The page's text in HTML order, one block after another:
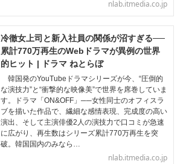
nlab.itmedia.co.jp
冷徹女上司と新入社員の関係が沼すぎる──
累計770万再生のWebドラマが異例の世界
的ヒット | ドラマ ねとらぼ
韓国発のYouTubeドラマシリーズが今、“圧倒的
な演技力”と“衝撃的な映像美”で世界を席巻していま
す。ドラマ「ON&OFF」──女性同士のオフィスラ
ブを描いた作品で、繊細な感情表現、完成度の高い
演出、そして主演俳優2人の演技力で口コミが急速
に広がり、再生数はシリーズ累計770万再生を突
破。韓国国内のみなら…
nlab.itmedia.co.jp